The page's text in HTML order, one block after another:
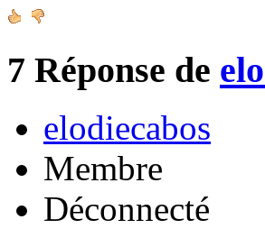
7 Réponse de
elodiecabos
Membre
Déconnecté